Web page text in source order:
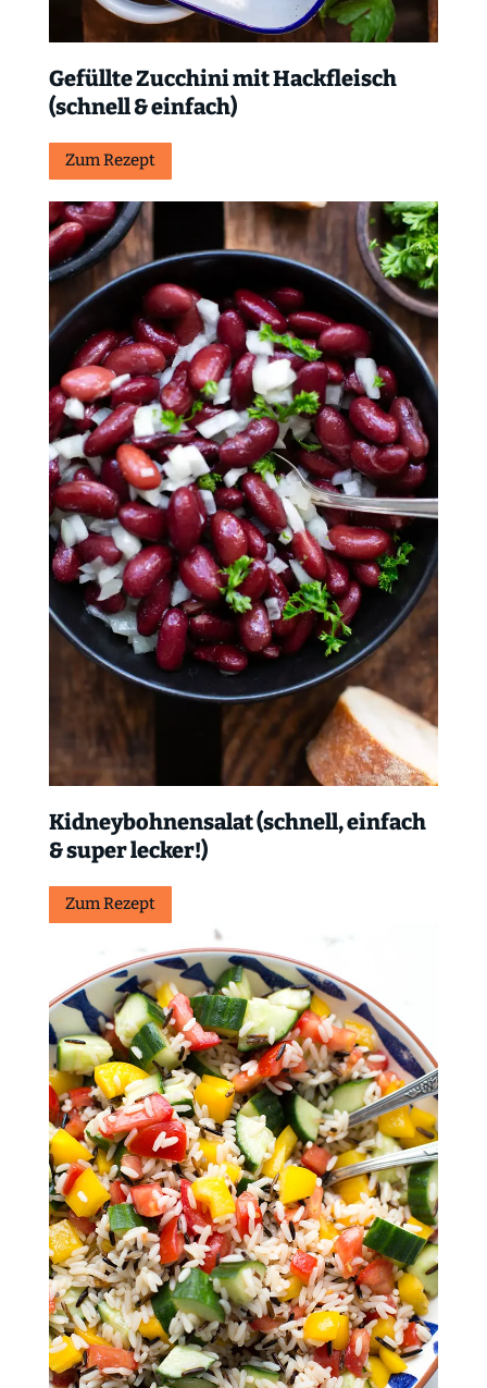
Gefüllte Zucchini mit Hackfleisch
(schnell & einfach)
Zum Rezept
Kidneybohnensalat (schnell, einfach
& super lecker!)
Zum Rezept